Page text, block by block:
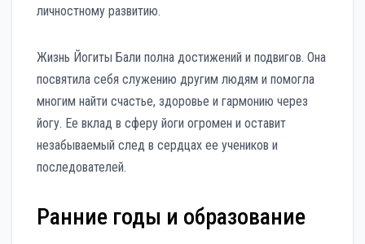
личностному развитию.
Жизнь Йогиты Бали полна достижений и подвигов. Она
посвятила себя служению другим людям и помогла
многим найти счастье, здоровье и гармонию через
йогу. Ее вклад в сферу йоги огромен и оставит
незабываемый след в сердцах ее учеников и
последователей.
Ранние годы и образование